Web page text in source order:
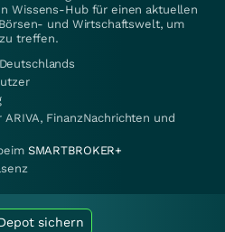
Wissens-Hub für einen aktuellen
und Wirtschaftswelt, um
treffen.
ARIVA, FinanzNachrichten und
SMARTBROKER+
sichern